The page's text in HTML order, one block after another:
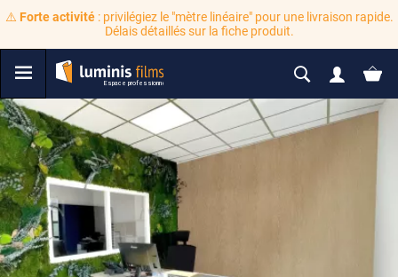
⚠️ Forte activité: privilégiez le "mètre linéaire" pour une livraison rapide.
Délais détaillés sur la fiche produit.